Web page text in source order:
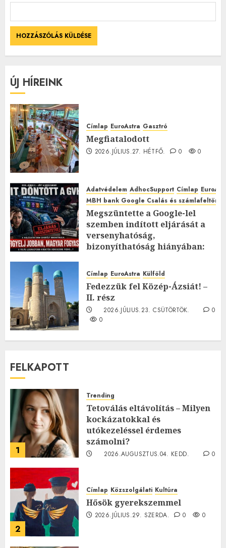
ÚJ HÍREINK
Címlap EuroAstra Gasztró
Megfiatalodott
2026.JÚLIUS.27. HÉTFŐ. 0 0
Adatvédelem AdhocSupport Címlap
MBH bank Google Csalás és
Megszüntette a Google-lel
szemben indított eljárását a
versenyhatóság,
bizonyíthatóság hiányában:
2026.JÚLIUS.23. CSÜTÖRTÖK.
0
Címlap EuroAstra Külföld
Fedezzük fel Közép-Ázsiát! –
II. rész
2026.JÚLIUS.23. CSÜTÖRTÖK.
0
0
FELKAPOTT
1
Trending
Tetoválás eltávolítás – Milyen
kockázatokkal és
utókezeléssel érdemes
számolni?
2026.AUGUSZTUS.04. KEDD.
0
2
Címlap Közszolgálati Kultúra
Hősök gyerekszemmel
2026.JÚLIUS.29. SZERDA. 0 0